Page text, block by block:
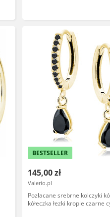
BESTSELLER
145,00 zł
Valerio.pl
Pozłacane srebrne kolczyki
kółeczka łezki krople czarne